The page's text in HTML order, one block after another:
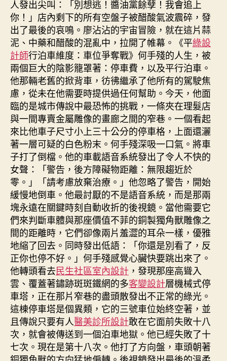
人發出尖叫：「別想逃！醬油黨餘孽！我會追上
你！」店內剩下的所有空盤子被醋酸氣波震碎，發
出了最後的哀鳴。廖沾沾的宇宙冒險，就在這片蒜
泥、中藥和醋酸的混亂中，拉開了帷幕。《平綠設
計師行泊車維度：車位爭奪戰》何手殘的人生，被
兩個巨大的陰影籠罩著：停車費，以及平行泊車。
他那輛老舊的掀背車，彷彿繼承了他所有的駕駛焦
慮，從未在他需要時提供過任何幫助。今天，他面
臨的是城市傳說中最恐怖的挑戰，一條夾在理髮店
與一間專賣金屬雕像的畫廊之間的窄巷。一個看起
來比他車子尺寸小上三十公分的停車格，上面還灑
著一層可疑的白色粉末。何手殘深吸一口氣。將車
子打了倒檔。他的車載語音系統發出了令人不快的
女聲：「警告，後方障礙物距離：無限趨近於
零。」「請考慮放棄治療。」他忽略了警告，開始
緩慢地倒車。他最討厭的不是語音系統，而是那兩
塊永遠在關鍵時刻自動收折的後視鏡。當他需要它
們來判斷車體與那座價值不菲的銅製獨角獸雕像之
間的距離時，它們卻像兩片羞澀的耳朵一樣，優雅
地縮了回去。同時發出低語：「你還是別看了，反
正你也停不好。」何手殘感覺心臟快要跳出來了。
他轉頭看去民生社區室內設計 ，發現那座高聳入
雲、覆蓋著鏽跡斑斑鐵網的多客變設計層機械式停
車塔，正在那片窄巷的盡頭散發出不正常的綠光。
這棟停車塔是個異類，它的三號車位始終空著，並
且傳說只要有人醫美診所設計敢在它面前失敗十八
次，就會被傳送到一個泊車地獄。他已經失敗了十
七次。現在是第十八次。他打了方向盤，車頭朝著